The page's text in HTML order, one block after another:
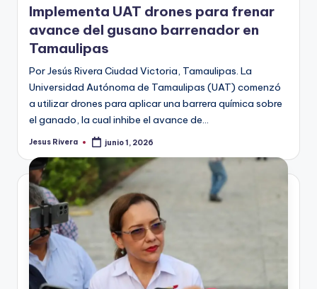
Implementa UAT drones para frenar
avance del gusano barrenador en
Tamaulipas
Por Jesús Rivera Ciudad Victoria, Tamaulipas. La
Universidad Autónoma de Tamaulipas (UAT) comenzó
a utilizar drones para aplicar una barrera química sobre
el ganado, la cual inhibe el avance de…
Publicado
Jesus Rivera junio 1, 2026